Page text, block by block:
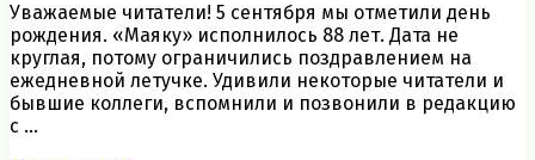
Уважаемые читатели! 5 сентября мы отметили день
рождения. «Маяку» исполнилось 88 лет. Дата не
круглая, потому ограничились поздравлением на
ежедневной летучке. Удивили некоторые читатели и
бывшие коллеги, вспомнили и позвонили в редакцию
с ...